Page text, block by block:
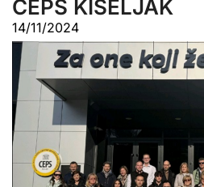
CEPS KISELJAK
14/11/2024